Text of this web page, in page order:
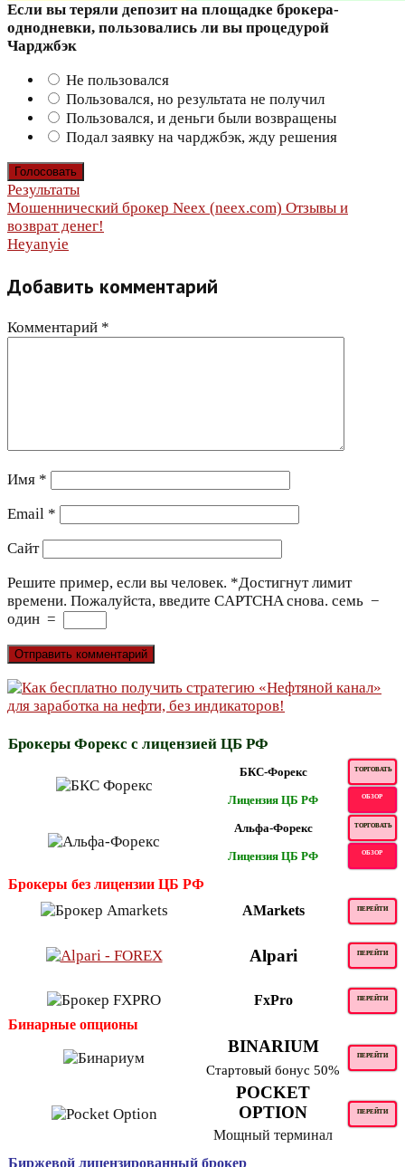
Если вы теряли депозит на площадке брокера-
однодневки, пользовались ли вы процедурой
Чарджбэк
Не пользовался
Пользовался, но результата не получил
Пользовался, и деньги были возвращены
Подал заявку на чарджбэк, жду решения
Результаты
Навигация
по
записям
Мошеннический брокер Neex (neex.com) Отзывы и
возврат денег!
Heyanyie
Добавить комментарий
Комментарий *
Имя *
Email *
Сайт
Решите пример, если вы человек. *Достигнут лимит
времени. Пожалуйста, введите CAPTCHA снова. семь −
один =
Брокеры Форекс с лицензией ЦБ РФ
БКС-Форекс ТОРГОВАТЬ
Лицензия ЦБ РФ ОБЗОР
Альфа-Форекс ТОРГОВАТЬ
Лицензия ЦБ РФ ОБЗОР
Брокеры без лицензии ЦБ РФ
AMarkets
ПЕРЕЙТИ
Alpari ПЕРЕЙТИ
FxPro ПЕРЕЙТИ
Бинарные опционы
BINARIUM ПЕРЕЙТИ
Стартовый бонус 50%
POCKET
OPTION
ПЕРЕЙТИ
Мощный терминал
Биржевой лицензированный брокер